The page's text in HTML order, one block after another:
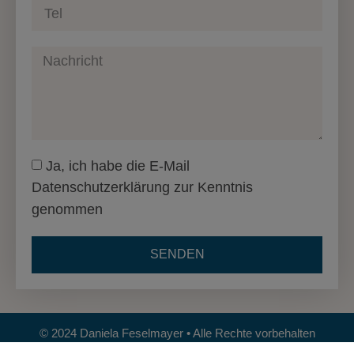
Ja, ich habe die E-Mail
Datenschutzerklärung zur Kenntnis
genommen
SENDEN
© 2024 Daniela Feselmayer • Alle Rechte vorbehalten